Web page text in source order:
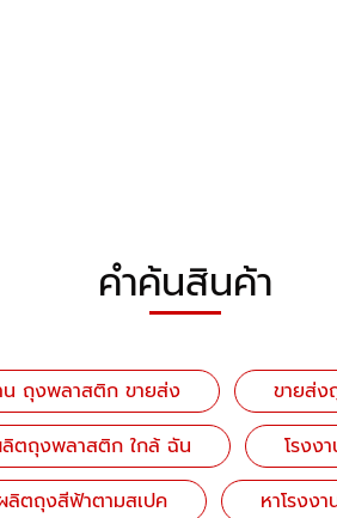
คำค้นสินค้า
น ถุงพลาสติก ขายส่ง ขายส่ง
ลิตถุงพลาสติก ใกล้ ฉัน โรงง
ลิตถุงสีฟ้าตามสเปค หาโรงง